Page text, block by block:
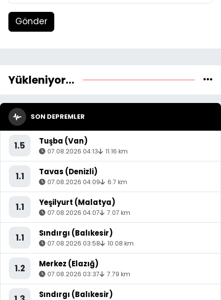
Gönder
Yükleniyor...
SON DEPREMLER
1.5 Tuşba (Van)
07.08.2026 04:13 11.16 km
1.1 Tavas (Denizli)
07.08.2026 04:09 6.7 km
1.1 Yeşilyurt (Malatya)
07.08.2026 04:07 7.07 km
1.1 Sındırgı (Balıkesir)
07.08.2026 03:58 10.08 km
1.2 Merkez (Elazığ)
07.08.2026 03:37 7.79 km
Sındırgı (Balıkesir)